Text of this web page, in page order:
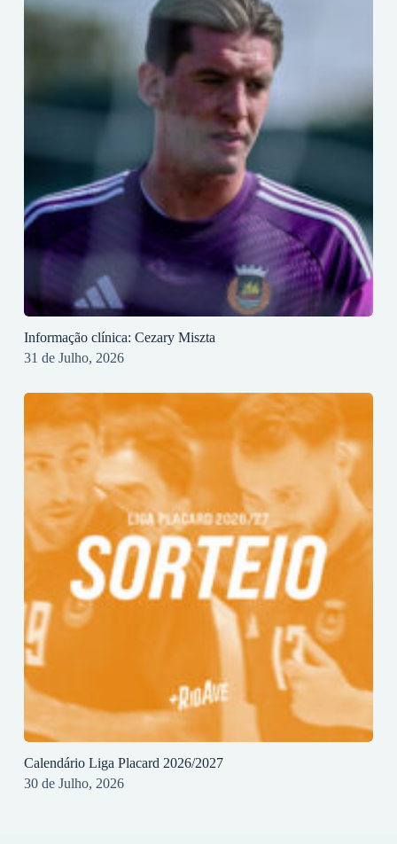
Informação clínica: Cezary Miszta
31 de Julho, 2026
Calendário Liga Placard 2026/2027
30 de Julho, 2026